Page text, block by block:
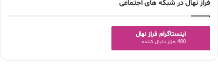
فراز نهال در شبکه های اجتماعی
اینستاگرام فراز نهال
480 هزار دنبال کننده